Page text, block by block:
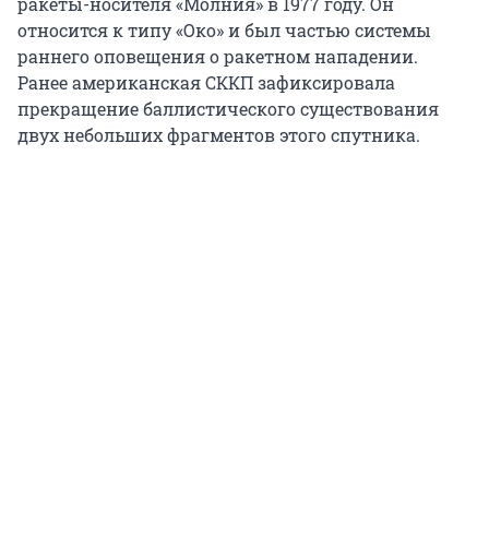
относится к типу «Око» и был частью системы
раннего оповещения о ракетном нападении.
Ранее американская CККП зафиксировала
прекращение баллистического существования
двух небольших фрагментов этого спутника.